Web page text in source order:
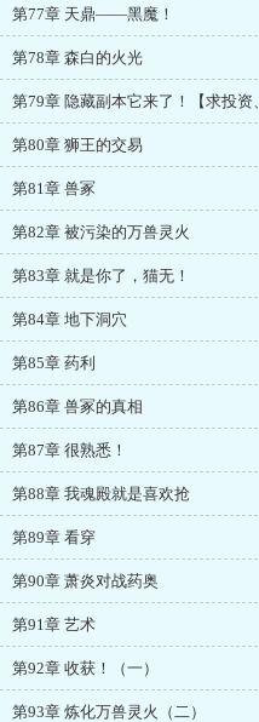
第77章 天鼎——黑魔！
第78章 森白的火光
第79章 隐藏副本它来了！【求投资
第80章 狮王的交易
第81章 兽冢
第82章 被污染的万兽灵火
第83章 就是你了，猫无！
第84章 地下洞穴
第85章 药利
第86章 兽冢的真相
第87章 很熟悉！
第88章 我魂殿就是喜欢抢
第89章 看穿
第90章 萧炎对战药奥
第91章 艺术
第92章 收获！（一）
第93章 炼化万兽灵火（二）